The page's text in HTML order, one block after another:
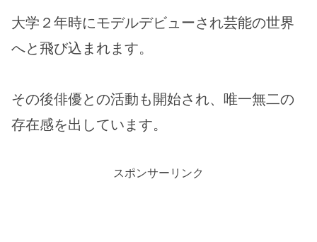
大学２年時にモデルデビューされ芸能の世界
へと飛び込まれます。
その後俳優との活動も開始され、唯一無二の
存在感を出しています。
スポンサーリンク